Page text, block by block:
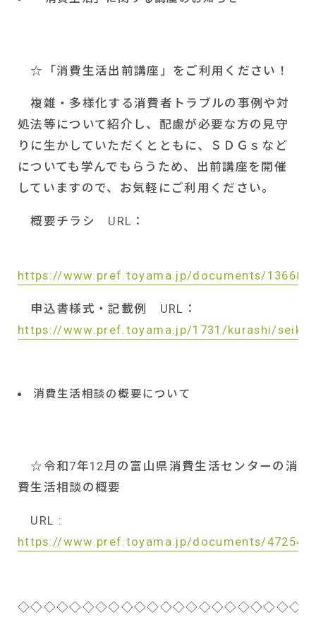
☆「消費生活出前講座」をご利用ください！
複雑・多様化する消費者トラブルの事例や対
処法等について紹介し、配慮が必要な方の見守
りに生かしていただくとともに、ＳＤＧｓなど
についても学んでもらうため、出前講座を開催
していますので、お気軽にご利用ください。
概要チラシ URL ：
https://www.pref.toyama.jp/documents/13668/
申込書様式・記載例 URL ：
https://www.pref.toyama.jp/1731/kurashi/
消費生活相談の概要について
☆令和7年12月の富山県消費生活センターの消
費生活相談の概要
URL :
https://www.pref.toyama.jp/documents/47254/